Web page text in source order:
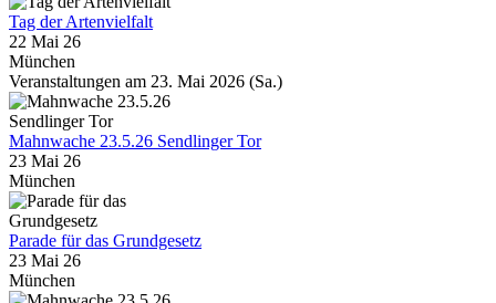
Tag der Artenvielfalt
22 Mai 26
München
Veranstaltungen am 23. Mai 2026 (Sa.)
Mahnwache 23.5.26 Sendlinger Tor
23 Mai 26
München
Parade für das Grundgesetz
23 Mai 26
München